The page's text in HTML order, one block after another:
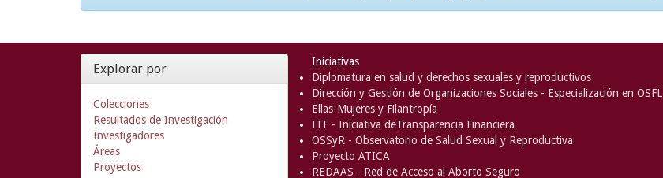
Explorar por
Colecciones
Resultados de Investigación
Investigadores
Áreas
Proyectos
Iniciativas
Diplomatura en salud y derechos sexuales y reproductivos
Dirección y Gestión de Organizaciones Sociales - Especialización en OSFL
Ellas-Mujeres y Filantropía
ITF - Iniciativa deTransparencia Financiera
OSSyR - Observatorio de Salud Sexual y Reproductiva
Proyecto ATICA
REDAAS - Red de Acceso al Aborto Seguro